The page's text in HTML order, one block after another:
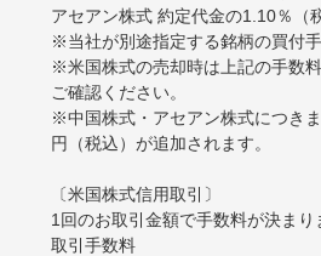
アセアン株式 約定代金の1.10％（
※当社が別途指定する銘柄の買付
※米国株式の売却時は上記の手数
ご確認ください。
※中国株式・アセアン株式につき
円（税込）が追加されます。
〔米国株式信用取引〕
1回のお取引金額で手数料が決まり
取引手数料